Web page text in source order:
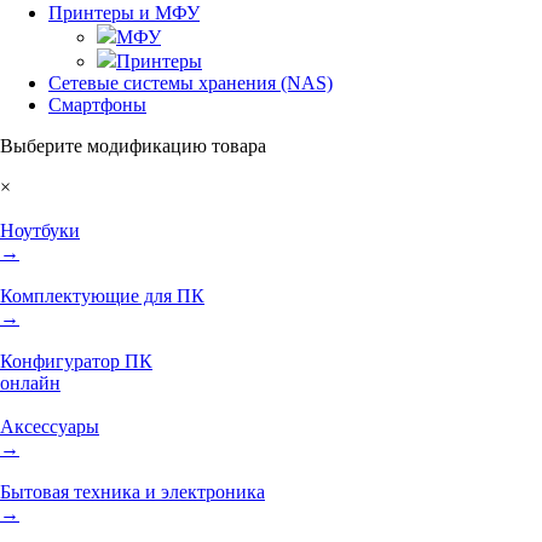
Принтеры и МФУ
МФУ
Принтеры
Сетевые системы хранения (NAS)
Смартфоны
Выберите модификацию товара
×
Ноутбуки
→
Комплектующие для ПК
→
Конфигуратор ПК
онлайн
Аксессуары
→
Бытовая техника и электроника
→